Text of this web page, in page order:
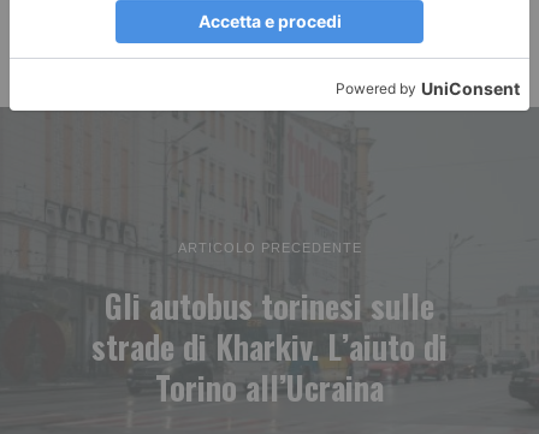
ARTICOLO PRECEDENTE
Gli autobus torinesi sulle
strade di Kharkiv. L’aiuto di
Torino all’Ucraina